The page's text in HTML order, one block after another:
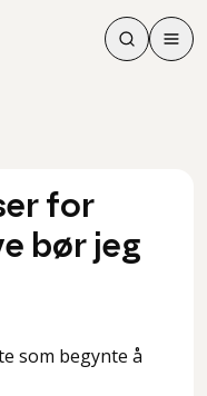
Søk
Søk
Meny
for
bør jeg
som begynte å